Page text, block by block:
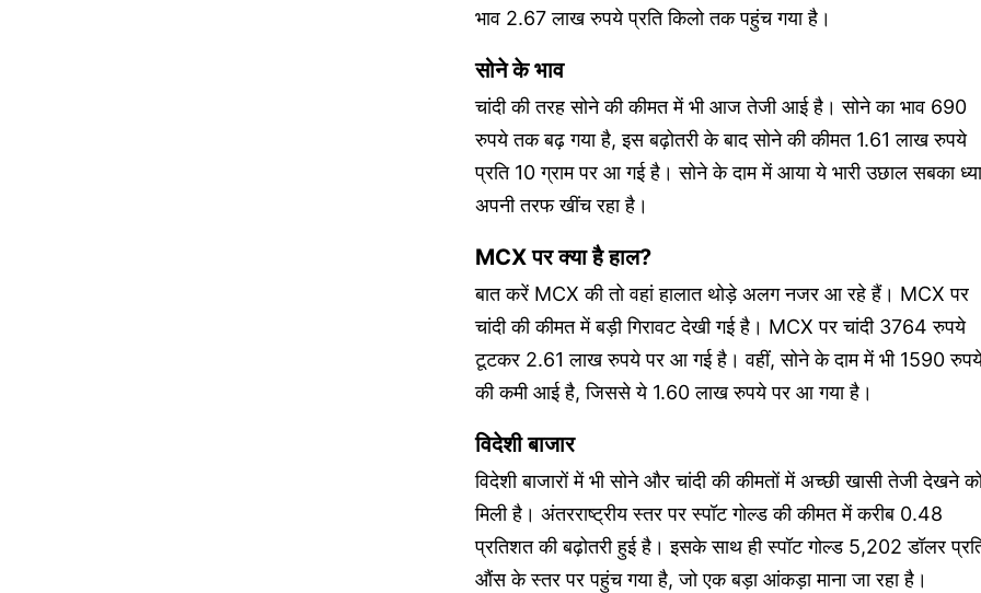
भाव 2.67 लाख रुपये प्रति किलो तक पहुंच गया है।
सोने के भाव
चांदी की तरह सोने की कीमत में भी आज तेजी आई है। सोने का भाव 690
रुपये तक बढ़ गया है, इस बढ़ोतरी के बाद सोने की कीमत 1.61 लाख रुपये
प्रति 10 ग्राम पर आ गई है। सोने के दाम में आया ये भारी उछाल सबका
अपनी तरफ खींच रहा है।
MCX पर क्या है हाल?
बात करें MCX की तो वहां हालात थोड़े अलग नजर आ रहे हैं। MCX पर
चांदी की कीमत में बड़ी गिरावट देखी गई है। MCX पर चांदी 3764 रुपये
टूटकर 2.61 लाख रुपये पर आ गई है। वहीं, सोने के दाम में भी 1590
की कमी आई है, जिससे ये 1.60 लाख रुपये पर आ गया है।
विदेशी बाजार
विदेशी बाजारों में भी सोने और चांदी की कीमतों में अच्छी खासी तेजी देखने
मिली है। अंतरराष्ट्रीय स्तर पर स्पॉट गोल्ड की कीमत में करीब 0.48
प्रतिशत की बढ़ोतरी हुई है। इसके साथ ही स्पॉट गोल्ड 5,202 डॉलर
औंस के स्तर पर पहुंच गया है, जो एक बड़ा आंकड़ा माना जा रहा है।